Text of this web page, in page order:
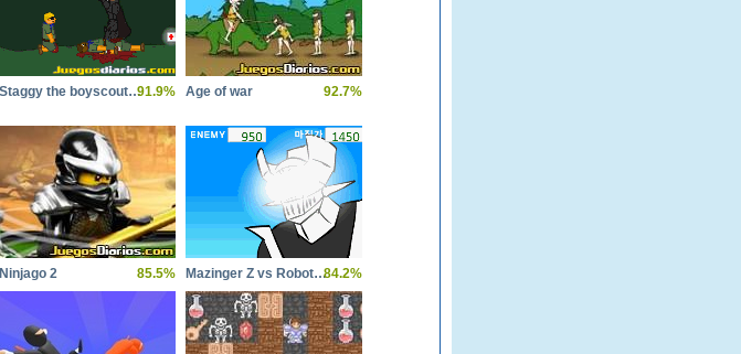
Staggy the boyscout slayer 291.9% Age of war 92.7%
Ninjago 2 85.5% Mazinger Z vs Robot Erizo84.2%